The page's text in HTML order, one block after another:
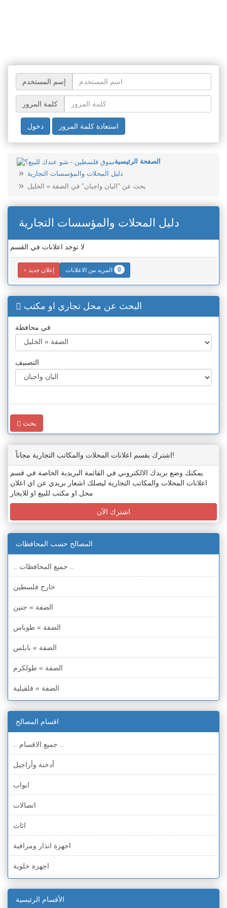
إسم المستخدم
كلمة المرور
دخول استعادة كلمة المرور
الصفحة الرئيسية
دليل المحلات والمؤسسات التجارية
بحث عن "البان واجبان" في الضفة » الخليل
دليل المحلات والمؤسسات التجارية
لا توجد اعلانات في القسم
0 إعلان جديد
البحث عن محل تجاري او مكتب
في محافظة
التصنيف
بحث
اشترك بقسم اعلانات المحلات والمكاتب التجارية مجاناً!
يمكنك وضع بريدك الالكتروني في القائمة البريدية الخاصة في قسم
اعلانات المحلات والمكاتب التجارية ليصلك اشعار بريدي عن اي اعلان
محل او مكتب للبيع او للايجار
اشترك الآن
المصالح حسب المحافظات
خارج فلسطين
الضفة » جنين
الضفة » طوباس
الضفة » نابلس
الضفة » طولكرم
الضفة » قلقيلية
الضفة » رام الله والبيره
الضفة » أريحا
الضفة » الخليل
الضفة » بيت لحم
قطاع غزة
الخط الأخضر » حيفا
الخط الأخضر » رهط
الخط الأخضر » أم الفحم
الخط الأخضر » الناصرة
اقسام المصالح
أدخنة وأراجيل
ابواب
اتصالات
اثاث
اجهزة انذار ومراقبة
اجهزة خلوية
الأقسام الرئيسية